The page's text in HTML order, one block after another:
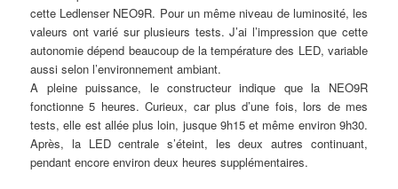
cette Ledlenser NEO9R. Pour un même niveau de luminosité, les
valeurs ont varié sur plusieurs tests. J’ai l’impression que cette
autonomie dépend beaucoup de la température des LED, variable
aussi selon l’environnement ambiant.
A pleine puissance, le constructeur indique que la NEO9R
fonctionne 5 heures. Curieux, car plus d’une fois, lors de mes
tests, elle est allée plus loin, jusque 9h15 et même environ 9h30.
Après, la LED centrale s’éteint, les deux autres continuant,
pendant encore environ deux heures supplémentaires.